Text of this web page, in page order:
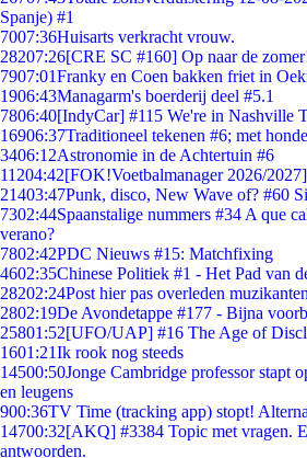
Spanje) #1
7007:36Huisarts verkracht vrouw.
28207:26[CRE SC #160] Op naar de
7907:01Franky en Coen bakken friet in
1906:43Managarm's boerderij deel #5.1
7806:40[IndyCar] #115 We're in Nashville
16906:37Traditioneel tekenen #6; met
3406:12Astronomie in de Achtertuin #6
11204:42[FOK!Voetbalmanager 2026/
21403:47Punk, disco, New Wave of? #60
7302:44Spaanstalige nummers #34 A que
verano?
7802:42PDC Nieuws #15: Matchfixing
4602:35Chinese Politiek #1 - Het Pad van
28202:24Post hier pas overleden
2802:19De Avondetappe #177 - Bijna
25801:52[UFO/UAP] #16 The Age of
1601:21Ik rook nog steeds
14500:50Jonge Cambridge professor stapt
en leugens
900:36TV Time (tracking app) stopt!
14700:32[AKQ] #3384 Topic met vragen.
antwoorden.